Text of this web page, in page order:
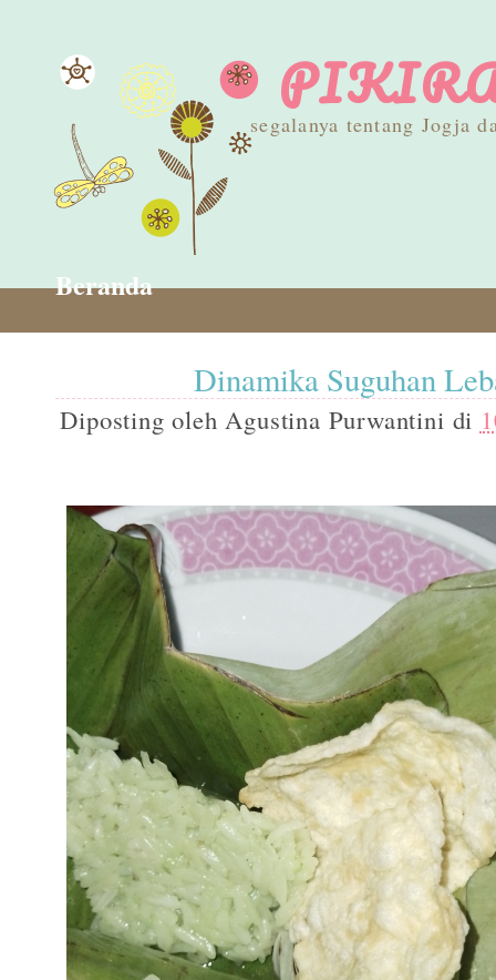
segalanya tentang Jogja
Beranda
Dinamika Suguhan
Diposting oleh Agustina Purwantini di